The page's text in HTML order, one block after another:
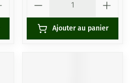
Ajouter au panier